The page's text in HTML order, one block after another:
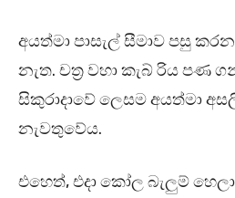
අයත්මා පාසැල් සීමාව පසු
නැත. චත්‍ර වහා කැබ් රිය පණ
සිකුරාදාවේ ලෙසම අයත්මා
නැවතුවේය.
එහෙත්, එදා කෝල බැලුම්